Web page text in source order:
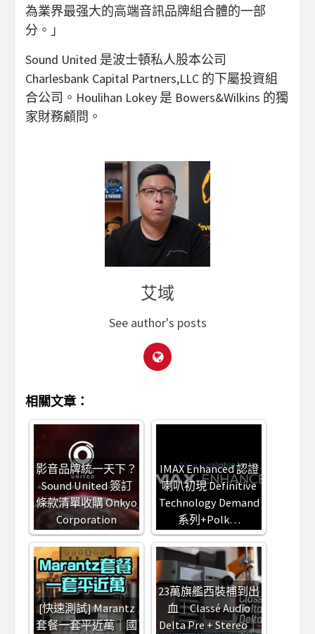
為業界最强大的高端音訊品牌組合體的一部
分。」
Sound United 是波士頓私人股本公司
Charlesbank Capital Partners,LLC 的下屬投資組
合公司。Houlihan Lokey 是 Bowers&Wilkins 的獨
家財務顧問。
艾域
See author's posts
相關文章：
影音品牌統一天下？
Sound United 簽訂
條款清單收購 Onkyo
Corporation
IMAX Enhanced 認證
喇叭初現 Definitive
Technology Demand
系列+Polk…
[快速測試] Marantz
套餐一套平近萬｜國
23萬旗艦西裝補到出
血｜Classé Audio
Delta Pre + Stereo｜